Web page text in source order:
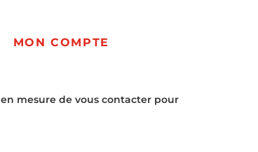
MON COMPTE
mesure de vous contacter pour